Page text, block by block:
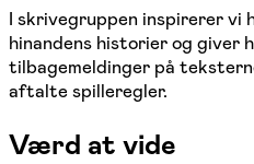
I skrivegruppen inspirerer vi
hinandens historier og giver
tilbagemeldinger på
aftalte spilleregler.
Værd at vide